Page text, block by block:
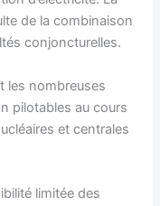
de la combinaison
conjoncturelles.
les nombreuses
pilotables au cours
et centrales
limitée des